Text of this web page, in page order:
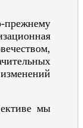
мы